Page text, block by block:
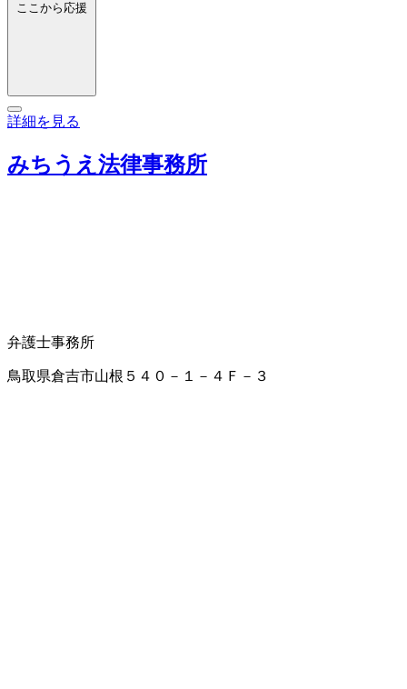
ここから応援
詳細を見る
みちうえ法律事務所
弁護士事務所
鳥取県倉吉市山根５４０－１－４Ｆ－３